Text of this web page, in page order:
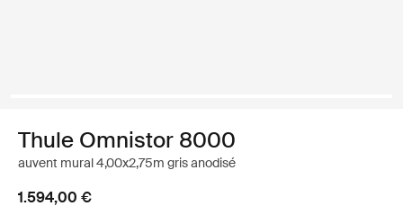
Thule Omnistor 8000
auvent mural 4,00x2,75m gris anodisé
1.594,00 €